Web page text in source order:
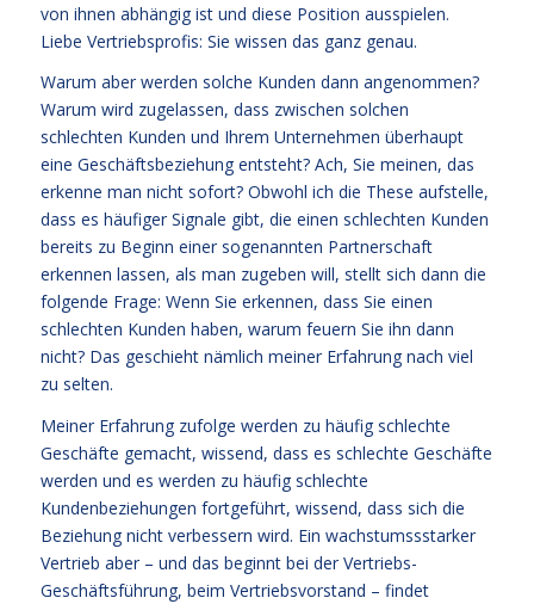
von ihnen abhängig ist und diese Position ausspielen.
Liebe Vertriebsprofis: Sie wissen das ganz genau.
Warum aber werden solche Kunden dann angenommen?
Warum wird zugelassen, dass zwischen solchen
schlechten Kunden und Ihrem Unternehmen überhaupt
eine Geschäftsbeziehung entsteht? Ach, Sie meinen, das
erkenne man nicht sofort? Obwohl ich die These aufstelle,
dass es häufiger Signale gibt, die einen schlechten Kunden
bereits zu Beginn einer sogenannten Partnerschaft
erkennen lassen, als man zugeben will, stellt sich dann die
folgende Frage: Wenn Sie erkennen, dass Sie einen
schlechten Kunden haben, warum feuern Sie ihn dann
nicht? Das geschieht nämlich meiner Erfahrung nach viel
zu selten.
Meiner Erfahrung zufolge werden zu häufig schlechte
Geschäfte gemacht, wissend, dass es schlechte Geschäfte
werden und es werden zu häufig schlechte
Kundenbeziehungen fortgeführt, wissend, dass sich die
Beziehung nicht verbessern wird. Ein wachstumssstarker
Vertrieb aber – und das beginnt bei der Vertriebs-
Geschäftsführung, beim Vertriebsvorstand – findet